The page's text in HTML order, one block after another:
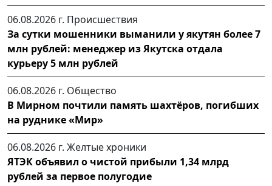
06.08.2026 г. Происшествия
За сутки мошенники выманили у якутян более 7
млн рублей: менеджер из Якутска отдала
курьеру 5 млн рублей
06.08.2026 г. Общество
В Мирном почтили память шахтёров, погибших
на руднике «Мир»
06.08.2026 г. Желтые хроники
ЯТЭК объявил о чистой прибыли 1,34 млрд
рублей за первое полугодие